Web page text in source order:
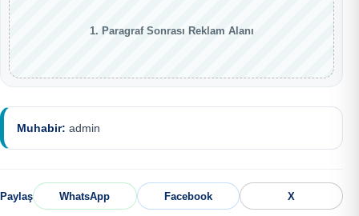
1. Paragraf Sonrası Reklam Alanı
Muhabir: admin
Paylaş WhatsApp Facebook X